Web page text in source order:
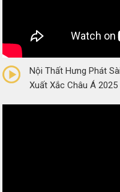
(0 Reviews)
Nội Thất Hưng Phát
Xuất Xắc Châu Á 2025